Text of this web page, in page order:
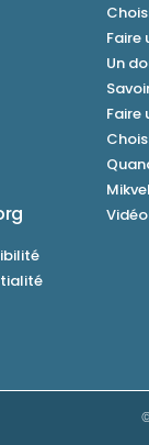
Faire
Un
Faire